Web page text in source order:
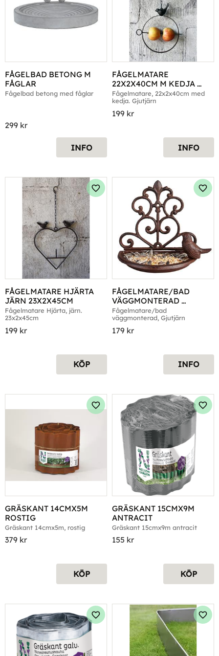
FÅGELBAD BETONG M
FÅGLAR
Fågelbad betong med fåglar
299 kr
INFO
FÅGELMATARE
22X2X40CM M KEDJA
GJUTJÄRN
Fågelmatare, 22x2x40cm med
kedja. Gjutjärn
199 kr
INFO
FÅGELMATARE HJÄRTA
JÄRN 23X2X45CM
Fågelmatare Hjärta, järn.
23x2x45cm
199 kr
Lägg till i favoriter
KÖP
FÅGELMATARE/BAD
VÄGGMONTERAD
GJUTJÄRN
Fågelmatare/bad
väggmonterad, Gjutjärn
179 kr
INFO
GRÄSKANT 14CMX5M
ROSTIG
Gräskant 14cmx5m, rostig
379 kr
Lägg till i favoriter
KÖP
GRÄSKANT 15CMX9M
ANTRACIT
Gräskant 15cmx9m antracit
155 kr
KÖP
Lägg till i favoriter